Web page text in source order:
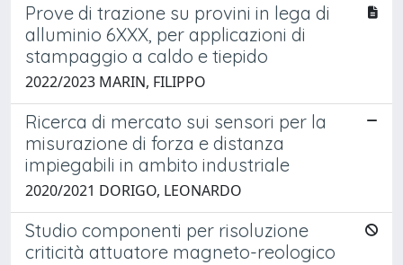
Prove di trazione su provini in lega di
alluminio 6XXX, per applicazioni di
stampaggio a caldo e tiepido
2022/2023 MARIN, FILIPPO
Ricerca di mercato sui sensori per la
misurazione di forza e distanza
impiegabili in ambito industriale
2020/2021 DORIGO, LEONARDO
Studio componenti per risoluzione
criticità attuatore magneto-reologico